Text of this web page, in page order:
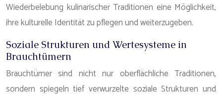
Wiederbelebung kulinarischer Traditionen eine Möglichkeit,
ihre kulturelle Identität zu pflegen und weiterzugeben.
Soziale Strukturen und Wertesysteme in
Brauchtümern
Brauchtümer sind nicht nur oberflächliche Traditionen,
sondern spiegeln tief verwurzelte soziale Strukturen und